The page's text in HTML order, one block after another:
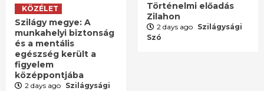
KÖZÉLET
Szilágy megye: A
munkahelyi biztonság
és a mentális
egészség került a
figyelem
középpontjába
2 days ago Szilágysági
Történelmi előadás
Zilahon
2 days ago Szilágysági
Szó